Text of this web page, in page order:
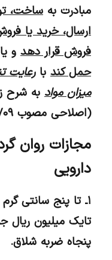
مبادرت بهساخت،
ارسال، خرید یا
فروش قرار دهد و
حمل کند بارعایت
میزانمواد به شرح
(اصلاحی مصوب ۱۳۸۹/۰۵/۰۹)”
مجازات روان
دارویی
۱ـ تا پنج سانتی
تایک میلیون ریال
پنجاه ضربه شلاق.